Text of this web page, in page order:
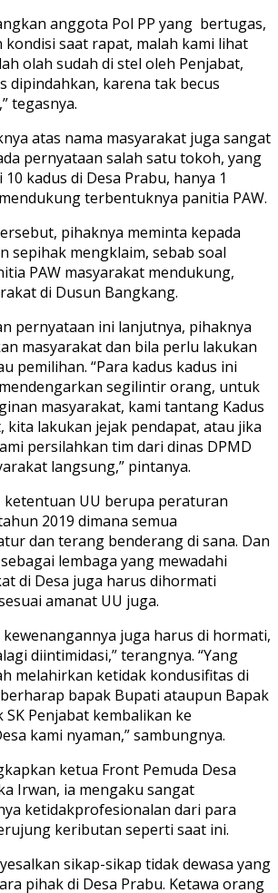
anggota Pol PP yang bertugas,
saat rapat, malah kami lihat
olah sudah di stel oleh Penjabat,
dipindahkan, karena tak becus
tegasnya.
atas nama masyarakat juga sangat
pernyataan salah satu tokoh, yang
kadus di Desa Prabu, hanya 1
terbentuknya panitia PAW.
pihaknya meminta kepada
sepihak mengklaim, sebab soal
PAW masyarakat mendukung,
di Dusun Bangkang.
pernyataan ini lanjutnya, pihaknya
masyarakat dan bila perlu lakukan
pemilihan. “Para kadus kadus ini
segilintir orang, untuk
masyarakat, kami tantang Kadus
kita lakukan jejak pendapat, atau jika
persilahkan tim dari dinas DPMD
langsung,” pintanya.
ketentuan UU berupa peraturan
2019 dimana semua
dan terang benderang di sana. Dan
lembaga yang mewadahi
di Desa juga harus dihormati
amanat UU juga.
kewenangannya juga harus di hormati,
diintimidasi,” terangnya. “Yang
melahirkan ketidak kondusifitas di
bapak Bupati ataupun Bapak
Penjabat kembalikan ke
kami nyaman,” sambungnya.
ketua Front Pemuda Desa
Irwan, ia mengaku sangat
ketidakprofesionalan dari para
keributan seperti saat ini.
sikap-sikap tidak dewasa yang
pihak di Desa Prabu. Ketawa orang